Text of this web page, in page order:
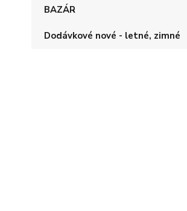
BAZÁR
Dodávkové nové - letné, zimné